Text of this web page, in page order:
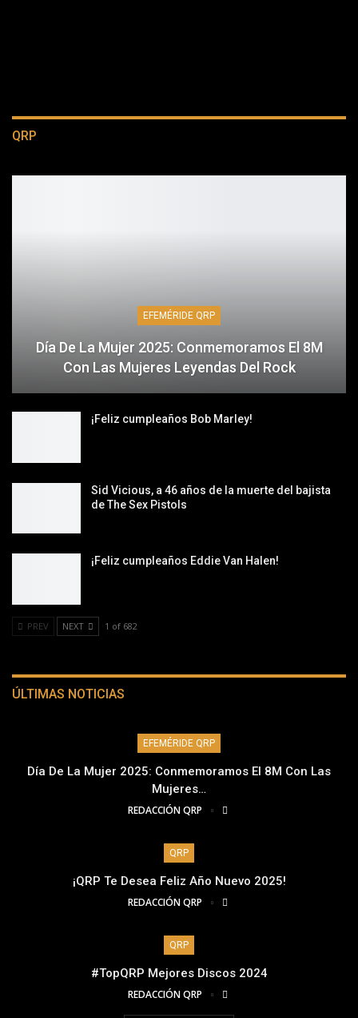
QRP
EFEMÉRIDE QRP
Día De La Mujer 2025: Conmemoramos El 8M
Con Las Mujeres Leyendas Del Rock
¡Feliz cumpleaños Bob Marley!
Sid Vicious, a 46 años de la muerte del bajista
de The Sex Pistols
¡Feliz cumpleaños Eddie Van Halen!
PREV NEXT 1 of 682
ÚLTIMAS NOTICIAS
EFEMÉRIDE QRP
Día De La Mujer 2025: Conmemoramos El 8M Con Las
Mujeres…
REDACCIÓN QRP
QRP
¡QRP Te Desea Feliz Año Nuevo 2025!
REDACCIÓN QRP
QRP
#TopQRP Mejores Discos 2024
REDACCIÓN QRP